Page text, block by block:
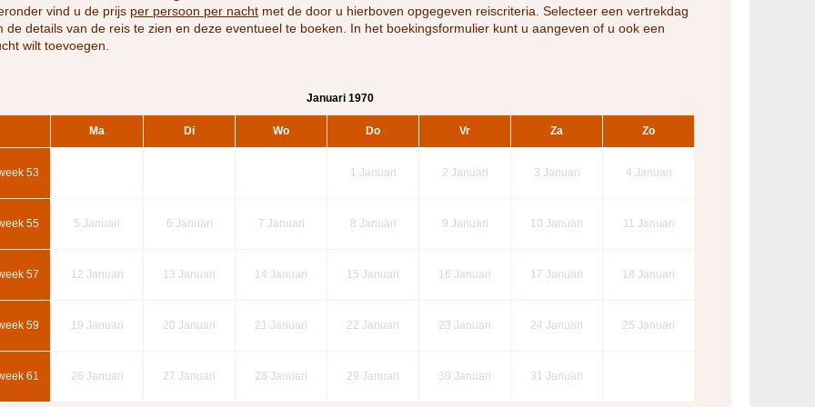
vind u de prijs per persoon per nacht met de door u hierboven opgegeven reiscriteria. Selecteer een vertrekdag
de details van de reis te zien en deze eventueel te boeken. In het boekingsformulier kunt u aangeven of u ook een
wilt toevoegen.
Januari 1970
Ma Di Wo Do Vr Za Zo
53 1 Januari 2 Januari 3 Januari 4 Januari
55 5 Januari 6 Januari 7 Januari 8 Januari 9 Januari 10 Januari 11 Januari
57 12 Januari 13 Januari 14 Januari 15 Januari 16 Januari 17 Januari 18 Januari
59 19 Januari 20 Januari 21 Januari 22 Januari 23 Januari 24 Januari 25 Januari
61 26 Januari 27 Januari 28 Januari 29 Januari 30 Januari 31 Januari